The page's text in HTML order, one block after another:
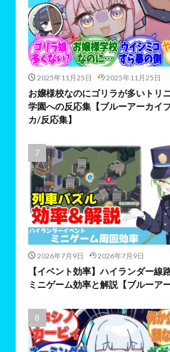
2025年11月25日 2025年11月25日
お嬢様校なのにゴリラが多いトリ
学園への反応集【ブルーアーカイ
カ/反応集】
2026年7月9日 2026年7月9日
【イベント効率】ハイランダー線
ミニゲーム効率と解説【ブルーア